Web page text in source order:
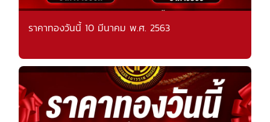
ราคาทองวันนี้ 10 มีนาคม พ.ศ. 2563